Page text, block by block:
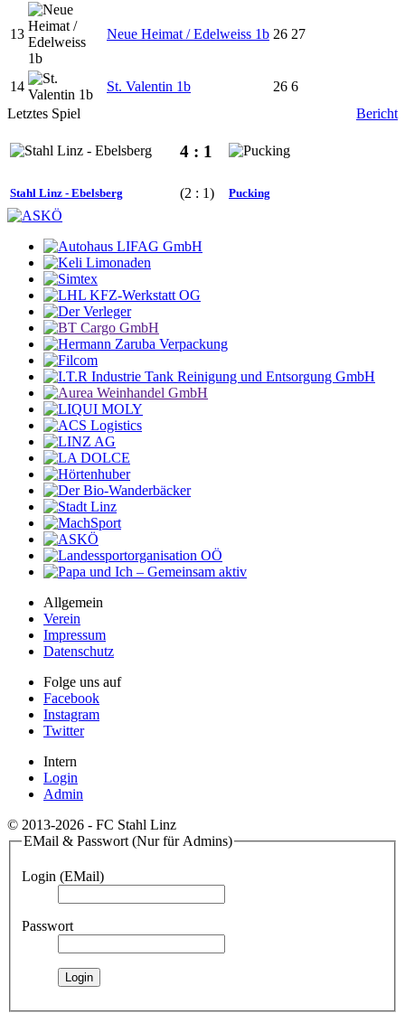
13 Neue Heimat / Edelweiss 1b 26 27
14 St. Valentin 1b 26 6
Letztes Spiel
Bericht
4 : 1
Stahl Linz - Ebelsberg (2 : 1) Pucking
Allgemein
Verein
Impressum
Datenschutz
Folge uns auf
Facebook
Instagram
Twitter
Intern
Login
Admin
© 2013-2026 - FC Stahl Linz
EMail & Passwort (Nur für Admins)
Login (EMail)
Passwort